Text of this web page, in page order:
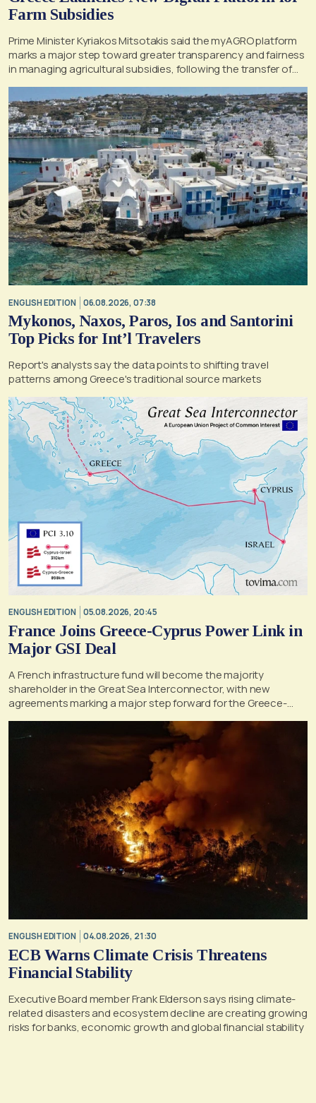
Farm Subsidies
Prime Minister Kyriakos Mitsotakis said the myAGRO platform
marks a major step toward greater transparency and fairness
in managing agricultural subsidies, following the transfer of
ENGLISH EDITION 06.08.2026, 07:38
Mykonos, Naxos, Paros, Ios and Santorini
Top Picks for Int’l Travelers
Report's analysts say the data points to shifting travel
patterns among Greece's traditional source markets
ENGLISH EDITION 05.08.2026, 20:45
France Joins Greece-Cyprus Power Link in
Major GSI Deal
A French infrastructure fund will become the majority
shareholder in the Great Sea Interconnector, with new
agreements marking a major step forward for the Greece-
ENGLISH EDITION 04.08.2026, 21:30
ECB Warns Climate Crisis Threatens
Financial Stability
Executive Board member Frank Elderson says rising climate-
related disasters and ecosystem decline are creating growing
risks for banks, economic growth and global financial stability